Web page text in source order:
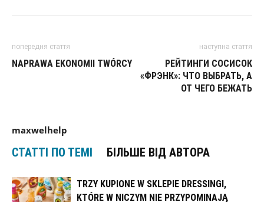
попередня стаття
NAPRAWA EKONOMII TWÓRCY
наступна стаття
РЕЙТИНГИ СОСИСОК
«ФРЭНК»: ЧТО ВЫБРАТЬ, А
ОТ ЧЕГО БЕЖАТЬ
maxwelhelp
СТАТТІ ПО ТЕМІ БІЛЬШЕ ВІД АВТОРА
TRZY KUPIONE W SKLEPIE DRESSINGI,
KTÓRE W NICZYM NIE PRZYPOMINAJĄ